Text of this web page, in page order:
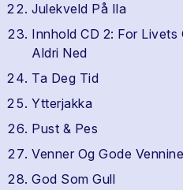
Julekveld På Ila
Innhold CD 2: For Livets
Aldri Ned
Ta Deg Tid
Ytterjakka
Pust & Pes
Venner Og Gode
God Som Gull